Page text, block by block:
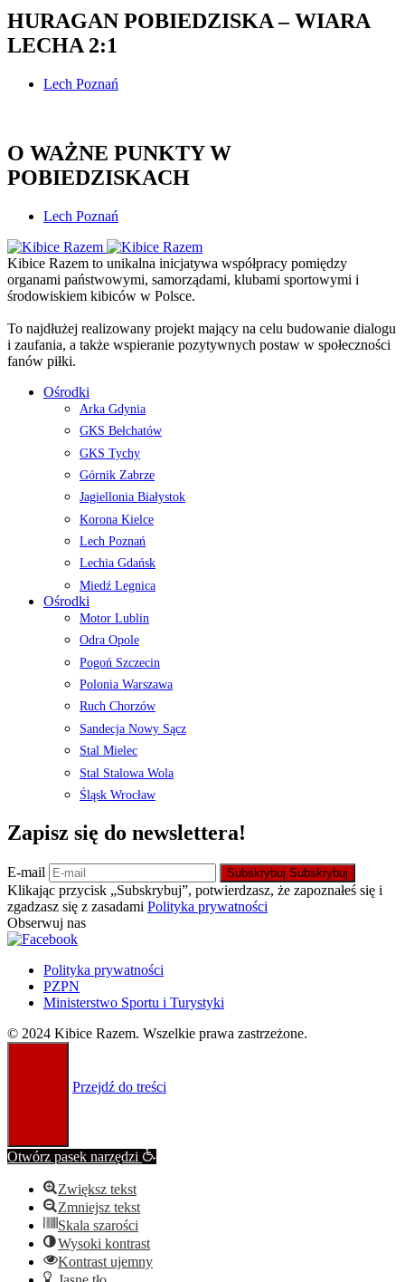
HURAGAN POBIEDZISKA – WIARA
LECHA 2:1
Lech Poznań
O WAŻNE PUNKTY W
POBIEDZISKACH
Lech Poznań
Kibice Razem to unikalna inicjatywa współpracy pomiędzy
organami państwowymi, samorządami, klubami sportowymi i
środowiskiem kibiców w Polsce.
To najdłużej realizowany projekt mający na celu budowanie dialogu
i zaufania, a także wspieranie pozytywnych postaw w społeczności
fanów piłki.
Ośrodki
Arka Gdynia
GKS Bełchatów
GKS Tychy
Górnik Zabrze
Jagiellonia Białystok
Korona Kielce
Lech Poznań
Lechia Gdańsk
Miedź Legnica
Ośrodki
Motor Lublin
Odra Opole
Pogoń Szczecin
Polonia Warszawa
Ruch Chorzów
Sandecja Nowy Sącz
Stal Mielec
Stal Stalowa Wola
Śląsk Wrocław
Zapisz się do newslettera!
E-mail Subskrybuj Subskrybuj
Klikając przycisk „Subskrybuj”, potwierdzasz, że zapoznałeś się i
zgadzasz się z zasadami Polityka prywatności
Obserwuj nas
Polityka prywatności
PZPN
Ministerstwo Sportu i Turystyki
© 2024 Kibice Razem. Wszelkie prawa zastrzeżone.
Przejdź do treści
Otwórz pasek narzędzi
Zwiększ tekst
Zmniejsz tekst
Skala szarości
Wysoki kontrast
Kontrast ujemny